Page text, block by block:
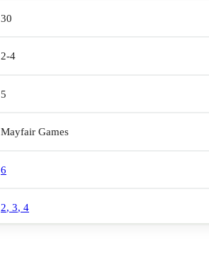
30
2-4
5
Mayfair Games
6
2,3,4